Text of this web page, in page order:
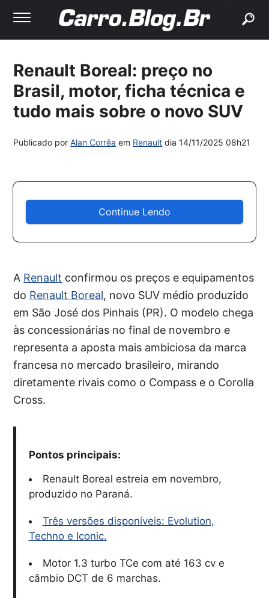
Renault Boreal: preço no
Brasil, motor, ficha técnica e
tudo mais sobre o novo SUV
Publicado porAlan Corrêa em Renault dia14/11/2025 08h21
Continue Lendo
A Renault confirmou os preços e equipamentos
do Renault Boreal, novo SUV médio produzido
em São José dos Pinhais (PR). O modelo chega
às concessionárias no final de novembro e
representa a aposta mais ambiciosa da marca
francesa no mercado brasileiro, mirando
diretamente rivais como o Compass e o Corolla
Cross.
Pontos principais:
Renault Boreal estreia em novembro,
produzido no Paraná.
Três versões disponíveis: Evolution,
Techno e Iconic.
Motor 1.3 turbo TCe com até 163 cv e
câmbio DCT de 6 marchas.